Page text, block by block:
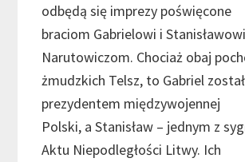
odbędą się imprezy poświęcone
braciom Gabrielowi i Stanisławowi
Narutowiczom. Chociaż obaj
żmudzkich Telsz, to Gabriel
prezydentem międzywojennej
Polski, a Stanisław – jednym z
Aktu Niepodległości Litwy. Ich